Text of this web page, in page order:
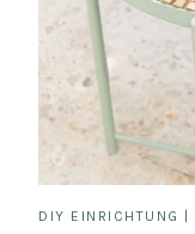
DIY EINRICHTUNG